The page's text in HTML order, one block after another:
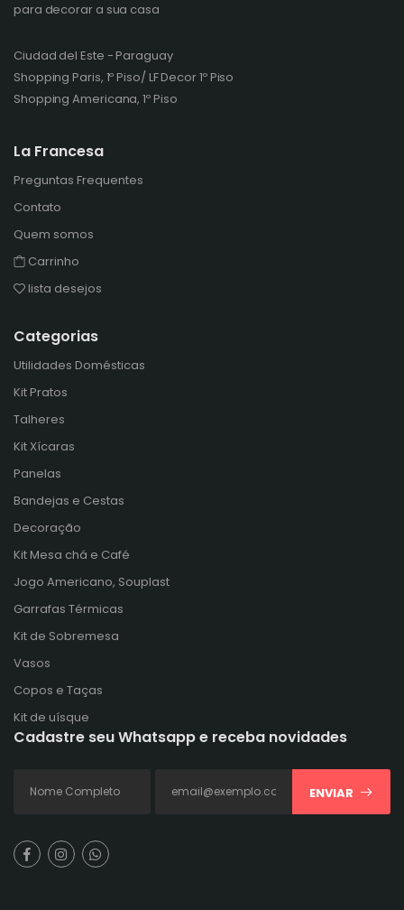
para decorar a sua casa
Ciudad del Este - Paraguay
Shopping Paris, 1º Piso/ LF Decor 1º Piso
Shopping Americana, 1º Piso
La Francesa
Preguntas Frequentes
Contato
Quem somos
Carrinho
lista desejos
Categorias
Utilidades Domésticas
Kit Pratos
Talheres
Kit Xícaras
Panelas
Bandejas e Cestas
Decoração
Kit Mesa chá e Café
Jogo Americano, Souplast
Garrafas Térmicas
Kit de Sobremesa
Vasos
Copos e Taças
Kit de uísque
Cadastre seu Whatsapp e receba novidades
ENVIAR